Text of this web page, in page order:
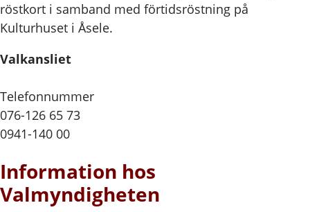
röstkort i samband med förtidsröstning på
Kulturhuset i Åsele.
Valkansliet
Telefonnummer
076-126 65 73
0941-140 00
Information hos
Valmyndigheten